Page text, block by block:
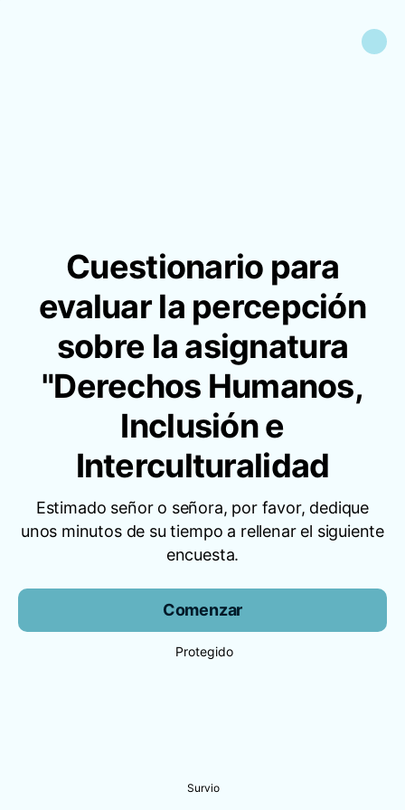
Cuestionario para
evaluar la percepción
sobre la asignatura
"Derechos Humanos,
Inclusión e
Interculturalidad
Estimado señor o señora, por favor, dedique
unos minutos de su tiempo a rellenar el siguiente
encuesta.
Comenzar
Protegido
Survio